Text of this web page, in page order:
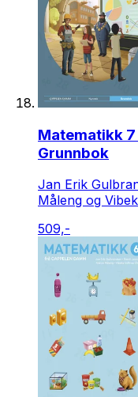
Matematikk
Grunnbok
Jan Erik
Måleng og
509,-